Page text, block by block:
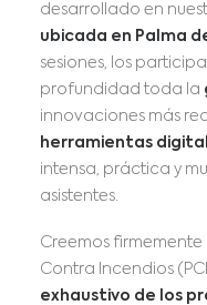
desarrollado en
ubicada en Palma
sesiones, los
profundidad toda la
innovaciones más
herramientas
intensa, práctica y
asistentes.
Creemos firmemente
Contra Incendios
exhaustivo de los